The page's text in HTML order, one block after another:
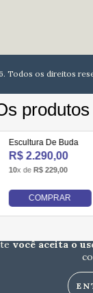
você aceita o
Todos os direitos